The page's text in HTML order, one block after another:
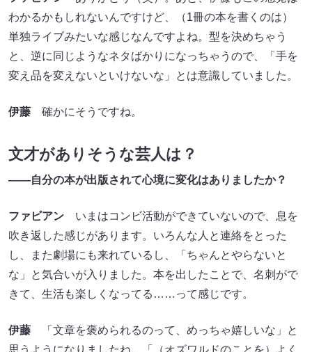
わかるかもしれないんですけど、（1冊の本を書くのは）
単独ライブみたいな感じなんですよね。型を決めちゃう
と、逆に同じようなネタばかりになっちゃうので、「手を
変え品を変えないといけないな」とは意識していました。
伊藤 確かにそうですね。
文才がありそうな芸人は？
――自分の本が出版されて心境に変化はありましたか？
ファビアン いまはコンビ活動ができていないので、息を
吹き返した感じがあります。いろんな人と連絡をとった
し、また劇場にも来れているし、「ちゃんとやらないと
な」と気合いが入りました。本を出したことで、名刺がで
きて、生活も楽しくなってる……って感じです。
伊藤 「文章を褒められるのって、めっちゃ嬉しいな」と